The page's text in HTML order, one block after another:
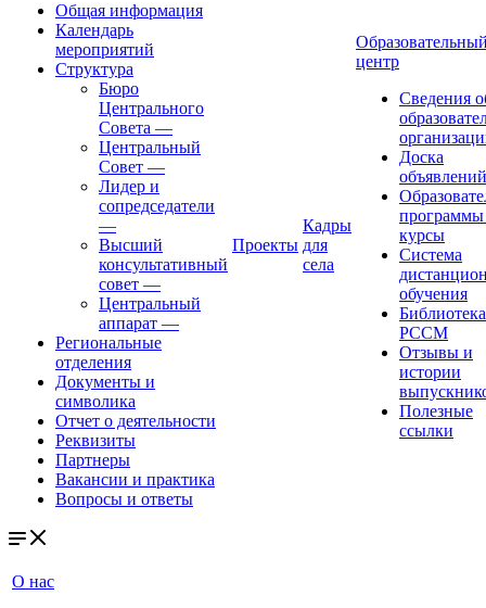
Общая информация
Календарь
мероприятий
Структура
Бюро
Центрального
Совета —
Центральный
Совет —
Лидер и
сопредседатели
—
Высший
консультативный
совет —
Центральный
аппарат —
Региональные
отделения
Документы и
символика
Отчет о деятельности
Реквизиты
Партнеры
Вакансии и практика
Вопросы и ответы
Проекты
Кадры
для
села
центр
Сведения
Доска
объявлений
курсы
Система
обучения
Библиотека
РССМ
Отзывы и
истории
Полезные
ссылки
О нас